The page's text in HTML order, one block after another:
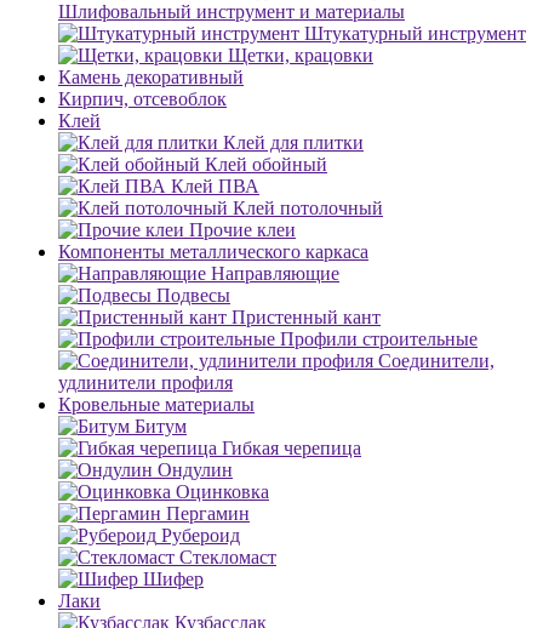
Шлифовальный инструмент и материалы
Штукатурный инструмент
Щетки, крацовки
Камень декоративный
Кирпич, отсевоблок
Клей
Клей для плитки
Клей обойный
Клей ПВА
Клей потолочный
Прочие клеи
Компоненты металлического каркаса
Направляющие
Подвесы
Пристенный кант
Профили строительные
Соединители,
удлинители профиля
Кровельные материалы
Битум
Гибкая черепица
Ондулин
Оцинковка
Пергамин
Рубероид
Стекломаст
Шифер
Лаки
Кузбасслак